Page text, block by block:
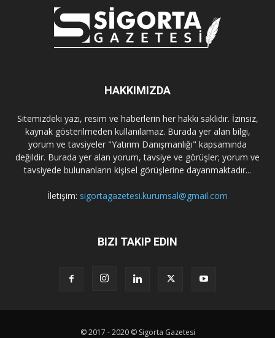
HAKKIMIZDA
Sitemizdeki yazı, resim ve haberlerin her hakkı saklıdır. İzinsiz,
kaynak gösterilmeden kullanılamaz. Burada yer alan bilgi,
yorum ve tavsiyeler "Yatırım Danışmanlığı" kapsamında
değildir. Burada yer alan yorum, tavsiye ve görüşler; yorum ve
tavsiyede bulunanların kişisel görüşlerine dayanmaktadır...
İletişim: sigortagazetesi.kurumsal@gmail.com
BIZI TAKIP EDIN
© 2017 - 2020 © Sigorta Gazetesi